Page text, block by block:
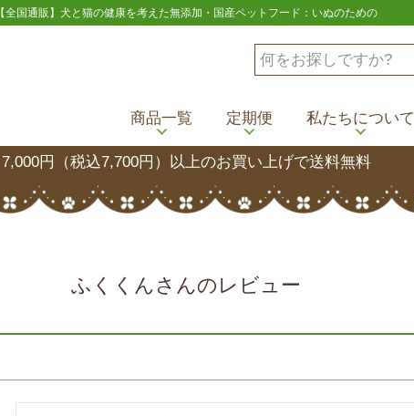
【全国通販】犬と猫の健康を考えた無添加・国産ペットフード：いぬのための
商品一覧 定期便 私たちについて
7,000円（税込7,700円）以上のお買い上げで送料無料
ふくくんさんのレビュー